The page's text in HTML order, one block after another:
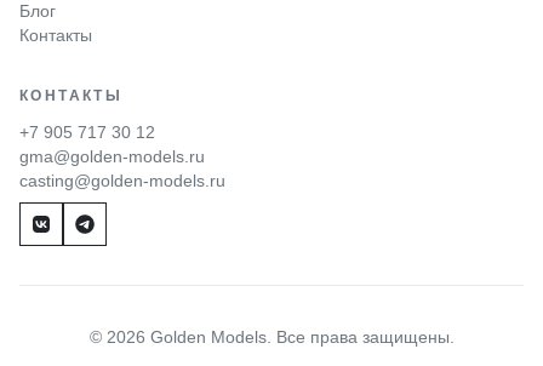
Блог
Контакты
КОНТАКТЫ
+7 905 717 30 12
gma@golden-models.ru
casting@golden-models.ru
© 2026 Golden Models. Все права защищены.